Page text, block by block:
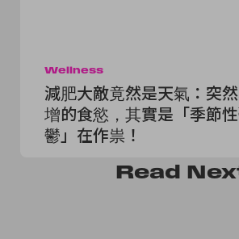
Wellness
減肥大敵竟然是天氣：突
增的食慾，其實是「季節
鬱」在作祟！
Read